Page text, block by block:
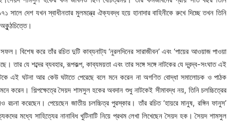
সালে দেশ যখন স্বাধীনতার মুলমন্ত্রে ঐক্যবদ্ধ হয়ে হানাদার বাহিনীকে রুখে দিচ্ছে তখন তিনি
বিশেষ করে তাঁর রচিত দুটি কাব্যনাট্য ‘নুরলদিনের সারাজীবন’ এবং ‘পায়ের আওয়াজ পাওয়া
তার যে শব্দের ব্যবহার, রূপকল্প, কাব্যময়তা এবং তার সঙ্গে সঙ্গে নাটকের যে দ্বন্দ্ব-সংঘাত এই
এই ঘটনা আর কেউ ঘটাতে পেরেছে বলে মনে করেন না অগণিত বোদ্ধা সমালোচক ও পাঠক
করেন। শিল্পক্ষেত্রে সৈয়দ শামসুল হকের অবদান শুধু নাটকেই সীমাবদ্ধ নয়, তিনি চলচ্চিত্রের
রচনা করেছেন। পেয়েছেন জাতীয় চলচ্চিত্র পুরস্কার। তাঁর রচিত ‘হায়রে মানুষ, রঙ্গিন ফানুস’
মধ্যে সাহিত্যের নানাবিধ খুটিনাটি নিয়ে প্রথম লেখা লিখেছেন সৈয়দ হক। সৈয়দ শামসুল